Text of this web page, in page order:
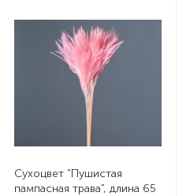
Сухоцвет "Пушистая
пампасная трава", длина 65